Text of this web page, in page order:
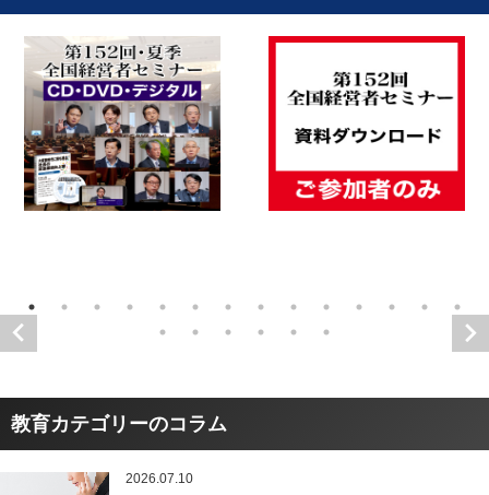
教育カテゴリーのコラム
2026.07.10